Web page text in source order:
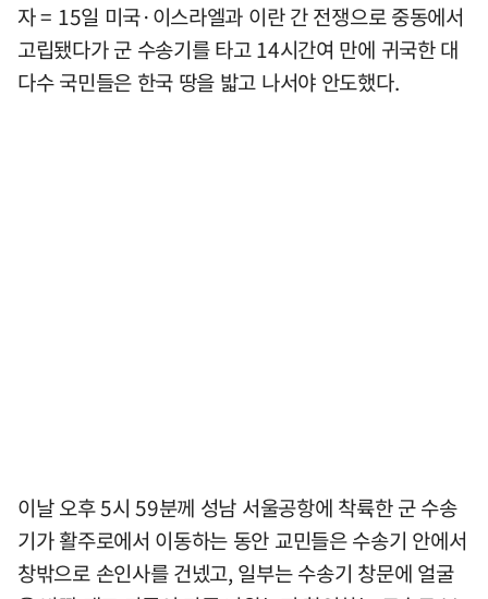
자 = 15일 미국·이스라엘과 이란 간 전쟁으로 중동에서
고립됐다가 군 수송기를 타고 14시간여 만에 귀국한 대
다수 국민들은 한국 땅을 밟고 나서야 안도했다.
이날 오후 5시 59분께 성남 서울공항에 착륙한 군 수송
기가 활주로에서 이동하는 동안 교민들은 수송기 안에서
창밖으로 손인사를 건넸고, 일부는 수송기 창문에 얼굴